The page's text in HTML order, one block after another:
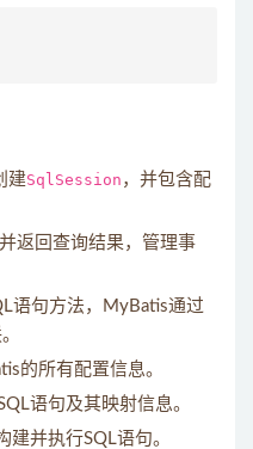
建SqlSession ，并包含配
返回查询结果，管理事
语句方法，MyBatis通过
的所有配置信息。
语句及其映射信息。
建并执行SQL语句。